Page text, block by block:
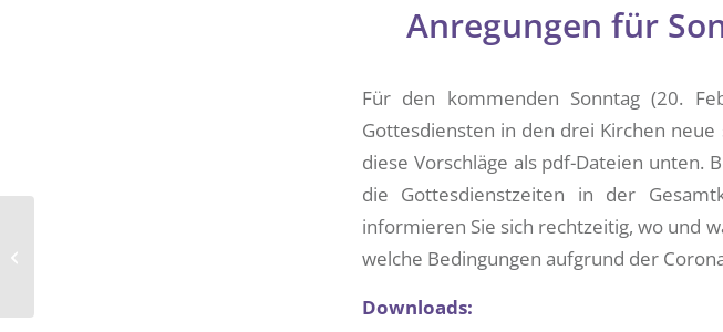
Anregungen für
Für den kommenden Sonntag (20.
Gottesdiensten in den drei Kirchen
diese Vorschläge als pdf-Dateien unten.
die Gottesdienstzeiten in der
informieren Sie sich rechtzeitig, wo und
welche Bedingungen aufgrund der
Downloads: